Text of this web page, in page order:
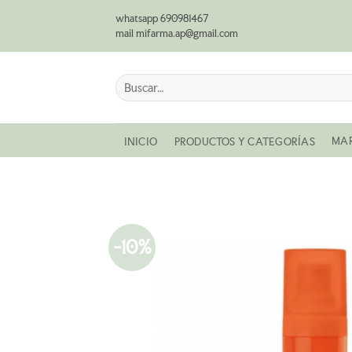
contenido
whatsapp 690981467
mail mifarma.ap@gmail.com
Buscar
por:
INICIO PRODUCTOS Y CATEGORÍAS
-10%